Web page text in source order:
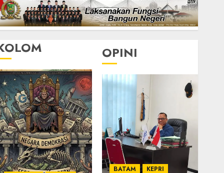
OPINI
BATAM
KEPRI